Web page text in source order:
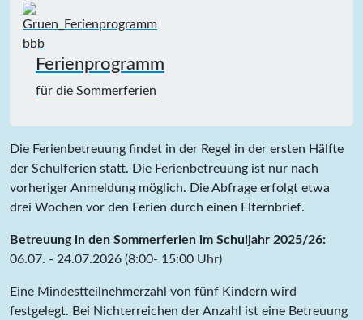
Ferienprogramm
für die Sommerferien
Die Ferienbetreuung findet in der Regel in der ersten Hälfte
der Schulferien statt. Die Ferienbetreuung ist nur nach
vorheriger Anmeldung möglich. Die Abfrage erfolgt etwa
drei Wochen vor den Ferien durch einen Elternbrief.
Betreuung in den Sommerferien im Schuljahr 2025/26:
06.07. - 24.07.2026 (8:00- 15:00 Uhr)
Eine Mindestteilnehmerzahl von fünf Kindern wird
festgelegt. Bei Nichterreichen der Anzahl ist eine Betreuung